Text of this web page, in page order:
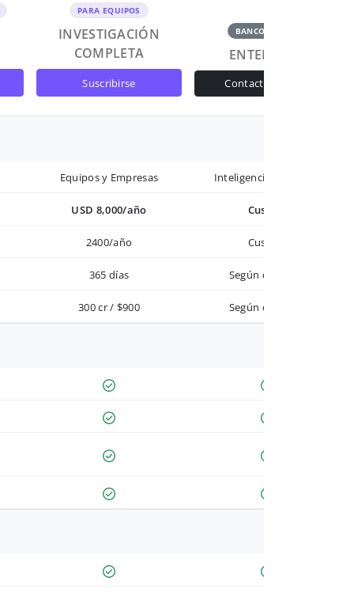
PARA EQUIPOS
INVESTIGACIÓN
COMPLETA
suscribirse
BANCOS Y GOB
ENTERPRISE
contactar ventas
Equipos y Empresas Inteligencia avanzada
USD 8,000/año Custom
2400/año Custom
365 días Según contrato
300 cr / $900 Según contrato